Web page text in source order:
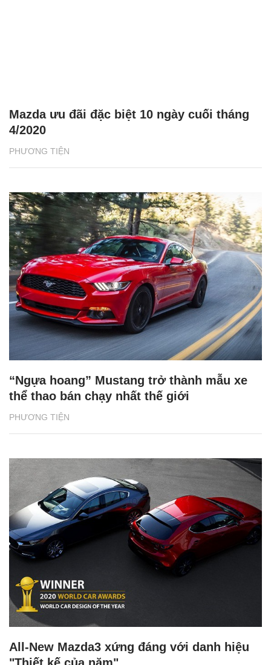
PHƯƠNG TIỆN
Mazda ưu đãi đặc biệt 10 ngày cuối tháng
4/2020
PHƯƠNG TIỆN
“Ngựa hoang” Mustang trở thành mẫu xe
thể thao bán chạy nhất thế giới
All-New Mazda3 xứng đáng với danh hiệu